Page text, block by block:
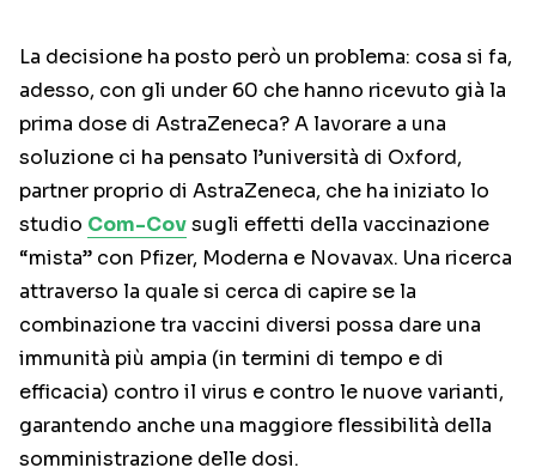
La decisione ha posto però un problema: cosa si fa,
adesso, con gli under 60 che hanno ricevuto già la
prima dose di AstraZeneca? A lavorare a una
soluzione ci ha pensato l’università di Oxford,
partner proprio di AstraZeneca, che ha iniziato lo
studio Com-Covsugli effetti della vaccinazione
“mista” con Pfizer, Moderna e Novavax. Una ricerca
attraverso la quale si cerca di capire se la
combinazione tra vaccini diversi possa dare una
immunità più ampia (in termini di tempo e di
efficacia) contro il virus e contro le nuove varianti,
garantendo anche una maggiore flessibilità della
somministrazione delle dosi.